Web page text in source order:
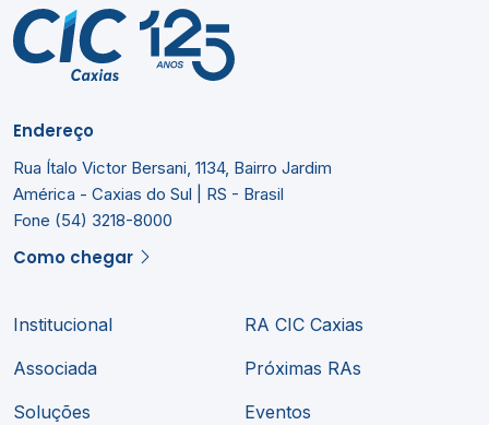
Endereço
Rua Ítalo Victor Bersani, 1134, Bairro Jardim
América - Caxias do Sul | RS - Brasil
Fone (54) 3218-8000
Como chegar
Institucional
Associada
Soluções
RA CIC Caxias
Próximas RAs
Eventos